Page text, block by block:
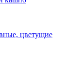
цветущие